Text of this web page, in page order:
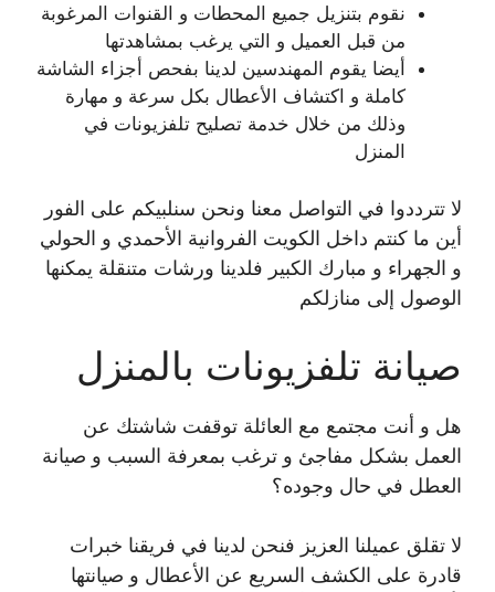
نقوم بتنزيل جميع المحطات و القنوات المرغوبة
من قبل العميل و التي يرغب بمشاهدتها
أيضا يقوم المهندسين لدينا بفحص أجزاء الشاشة
كاملة و اكتشاف الأعطال بكل سرعة و مهارة
وذلك من خلال خدمة تصليح تلفزيونات في
المنزل
لا تترددوا في التواصل معنا ونحن سنلبيكم على الفور
أين ما كنتم داخل الكويت الفروانية الأحمدي و الحولي
و الجهراء و مبارك الكبير فلدينا ورشات متنقلة يمكنها
الوصول إلى منازلكم
صيانة تلفزيونات بالمنزل
هل و أنت مجتمع مع العائلة توقفت شاشتك عن
العمل بشكل مفاجئ و ترغب بمعرفة السبب و صيانة
العطل في حال وجوده؟
لا تقلق عميلنا العزيز فنحن لدينا في فريقنا خبرات
قادرة على الكشف السريع عن الأعطال و صيانتها